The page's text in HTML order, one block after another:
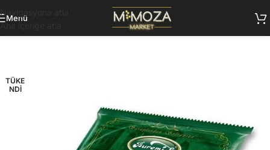
Navigasyona atla
Ana içeriğe atla
Menü
TÜKE
NDI